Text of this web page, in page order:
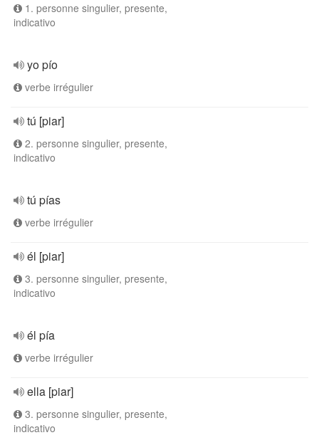
1. personne singulier, presente,
indicativo
yo pío
verbe irrégulier
tú [piar]
2. personne singulier, presente,
indicativo
tú pías
verbe irrégulier
él [piar]
3. personne singulier, presente,
indicativo
él pía
verbe irrégulier
ella [piar]
3. personne singulier, presente,
indicativo